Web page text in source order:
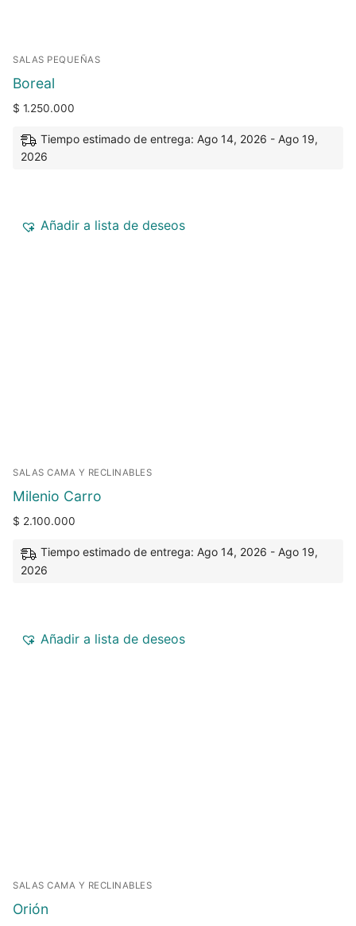
SALAS PEQUEÑAS
Boreal
$ 1.250.000
Tiempo estimado de entrega: Ago 14, 2026 - Ago 19,
2026
Añadir a lista de deseos
SALAS CAMA Y RECLINABLES
Milenio Carro
$ 2.100.000
Tiempo estimado de entrega: Ago 14, 2026 - Ago 19,
2026
Añadir a lista de deseos
SALAS CAMA Y RECLINABLES
Orión